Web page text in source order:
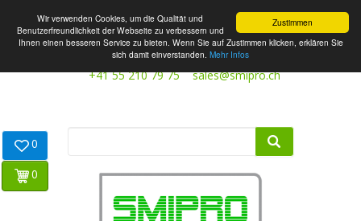
Zustimmen
Wir verwenden Cookies, um die Qualität und
Benutzerfreundlichkeit der Webseite zu verbessern und
Ihnen einen besseren Service zu bieten. Wenn Sie auf Zustimmen klicken, erklären Sie
sich damit einverstanden. Mehr Infos
+41 55 210 79 75 sales@smipro.ch
0
0